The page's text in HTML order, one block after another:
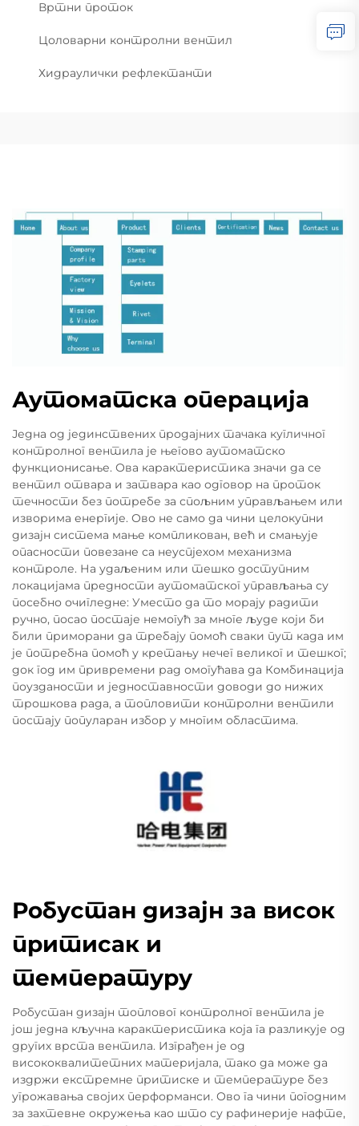
Вртни проток
Цоловарни контролни вентил
Хидраулички рефлектанти
Аутоматска операција
Једна од јединствених продајних тачака кугличног
контролног вентила је његово аутоматско
функционисање. Ова карактеристика значи да се
вентил отвара и затвара као одговор на проток
течности без потребе за спољним управљањем или
изворима енергије. Ово не само да чини целокупни
дизајн система мање компликован, већ и смањује
опасности повезане са неуспјехом механизма
контроле. На удаљеним или тешко доступним
локацијама предности аутоматског управљања су
посебно очигледне: Уместо да то морају радити
ручно, посао постаје немогућ за многе људе који би
били приморани да требају помоћ сваки пут када им
је потребна помоћ у кретању нечег великог и тешког;
док год им привремени рад омогућава да Комбинација
поузданости и једноставности доводи до нижих
трошкова рада, а топловити контролни вентили
постају популаран избор у многим областима.
Робустан дизајн за висок
притисак и
температуру
Робустан дизајн топловог контролног вентила је
још једна кључна карактеристика која га разликује од
других врста вентила. Изграђен је од
висококвалитетних материјала, тако да може да
издржи екстремне притиске и температуре без
угрожавања својих перформанси. Ово га чини погодним
за захтевне окружења као што су рафинерије нафте,